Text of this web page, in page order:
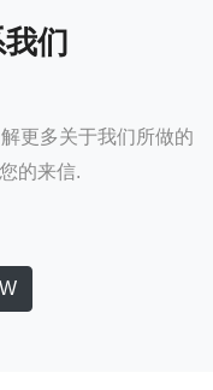
们
更多关于我们所做的
的来信.